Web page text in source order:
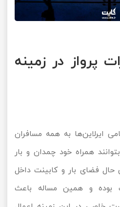
پرواز در زمینه
ایرلاین‌ها به همه مسافران
همراه خود چمدان و بار
حال فضای بار و کابینت داخل
بوده و همین مساله باعث